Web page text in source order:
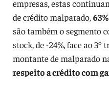
empresas, estas
de crédito malparado,
são também o segmento
stock, de -24%, face ao 3º
montante de malparado
respeito a crédito com